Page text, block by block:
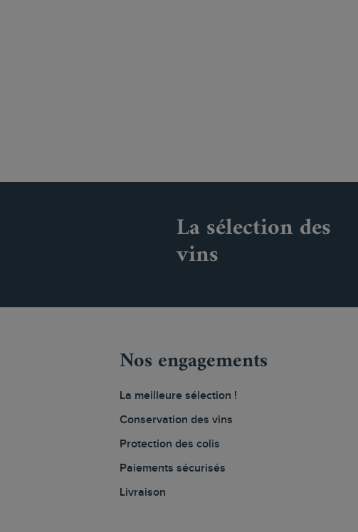
La sélection des
vins
Nos engagements
La meilleure sélection !
Conservation des vins
Protection des colis
Paiements sécurisés
Livraison